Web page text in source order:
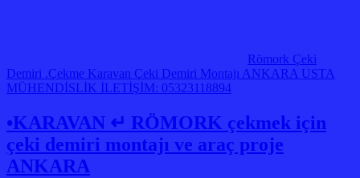
Römork Çeki
Demiri .Çekme Karavan Çeki Demiri Montajı ANKARA USTA
MÜHENDİSLİK İLETİŞİM: 05323118894
•KARAVAN ↵ RÖMORK çekmek için
çeki demiri montajı ve araç proje
ANKARA